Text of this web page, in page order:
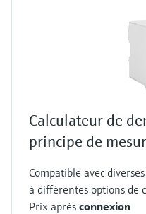
Calculateur de
principe de
Compatible avec
à différentes options de
Prix après connexion